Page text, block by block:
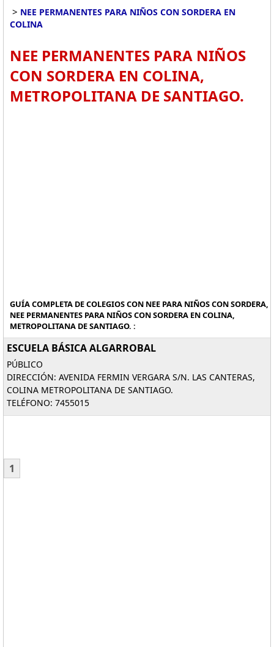
> NEE PERMANENTES PARA NIÑOS CON SORDERA EN
COLINA
NEE PERMANENTES PARA NIÑOS
CON SORDERA EN COLINA,
METROPOLITANA DE SANTIAGO.
GUÍA COMPLETA DE COLEGIOS CON NEE PARA NIÑOS CON SORDERA,
NEE PERMANENTES PARA NIÑOS CON SORDERA EN COLINA,
METROPOLITANA DE SANTIAGO. :
ESCUELA BÁSICA ALGARROBAL
PÚBLICO
DIRECCIÓN: AVENIDA FERMIN VERGARA S/N. LAS CANTERAS,
COLINA METROPOLITANA DE SANTIAGO.
TELÉFONO: 7455015
1